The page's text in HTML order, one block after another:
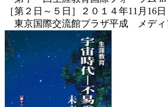
［第２日～５日］２０１４年11月16
東京国際交流館プラザ平成 メディ